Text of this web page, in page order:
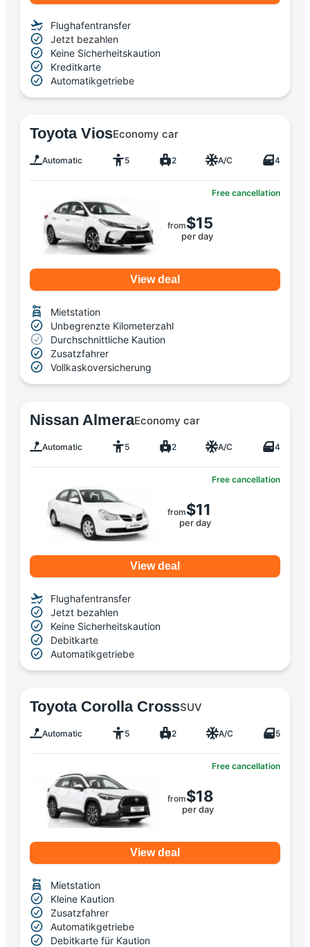
Flughafentransfer
Jetzt bezahlen
Keine Sicherheitskaution
Kreditkarte
Automatikgetriebe
Toyota ViosEconomy car
Automatic 5 2 A/C 4
Free cancellation
from$15
per day
View deal
Mietstation
Unbegrenzte Kilometerzahl
Durchschnittliche Kaution
Zusatzfahrer
Vollkaskoversicherung
Nissan AlmeraEconomy car
Automatic 5 2 A/C 4
Free cancellation
from$11
per day
View deal
Flughafentransfer
Jetzt bezahlen
Keine Sicherheitskaution
Debitkarte
Automatikgetriebe
Toyota Corolla CrossSUV
Automatic 5 2 A/C 5
Free cancellation
from$18
per day
View deal
Mietstation
Kleine Kaution
Zusatzfahrer
Automatikgetriebe
Debitkarte für Kaution